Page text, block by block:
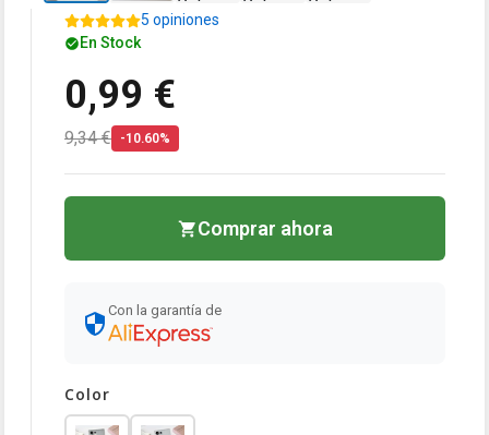
5 opiniones
En Stock
0,99 €
9,34 € -10.60%
Comprar ahora
Con la garantía de
Color